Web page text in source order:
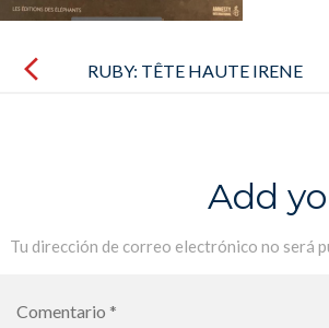
navigation
RUBY: TÊTE HAUTE IRENE
Add
Tu dirección de correo electrónico no será